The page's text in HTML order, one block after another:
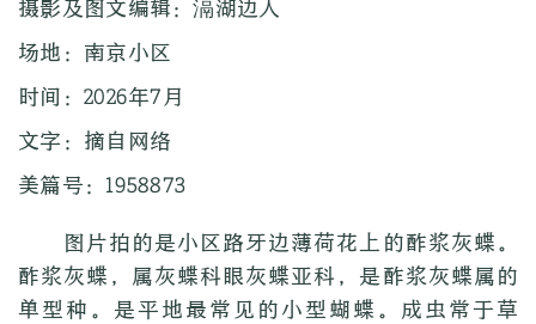
摄影及图文编辑：滆湖边人
场地：南京小区
时间：2026年7月
文字：摘自网络
美篇号：1958873
图片拍的是小区路牙边薄荷花上的酢浆灰蝶。
酢浆灰蝶，属灰蝶科眼灰蝶亚科，是酢浆灰蝶属的
单型种。是平地最常见的小型蝴蝶。成虫常于草